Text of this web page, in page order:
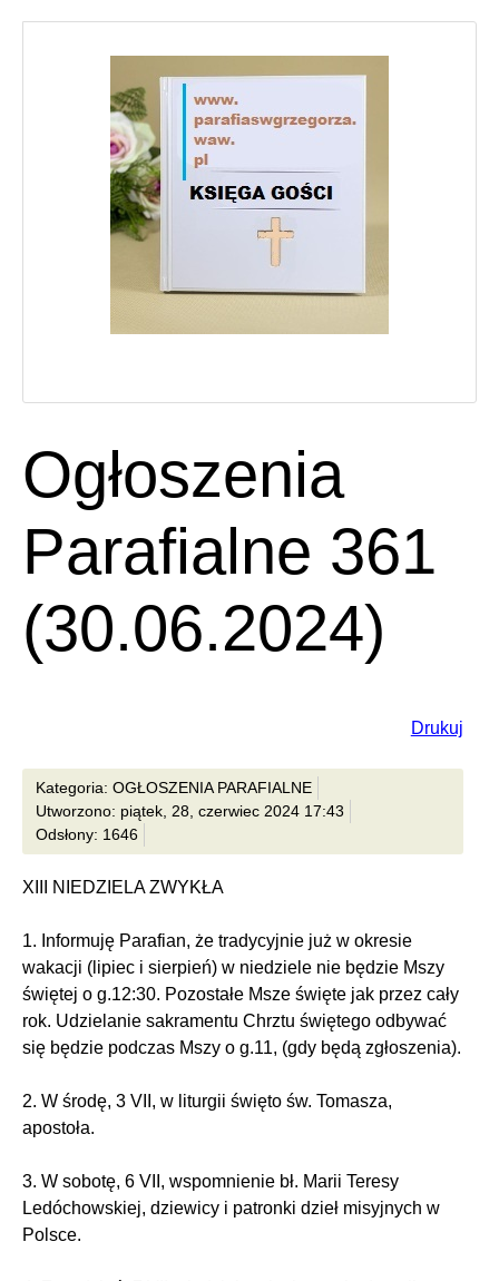
Ogłoszenia
Parafialne 361
(30.06.2024)
Drukuj
Kategoria: OGŁOSZENIA PARAFIALNE
Utworzono: piątek, 28, czerwiec 2024 17:43
Odsłony: 1646
XIII NIEDZIELA ZWYKŁA
1. Informuję Parafian, że tradycyjnie już w okresie
wakacji (lipiec i sierpień) w niedziele nie będzie Mszy
świętej o g.12:30. Pozostałe Msze święte jak przez cały
rok. Udzielanie sakramentu Chrztu świętego odbywać
się będzie podczas Mszy o g.11, (gdy będą zgłoszenia).
2. W środę, 3 VII, w liturgii święto św. Tomasza,
apostoła.
3. W sobotę, 6 VII, wspomnienie bł. Marii Teresy
Ledóchowskiej, dziewicy i patronki dzieł misyjnych w
Polsce.